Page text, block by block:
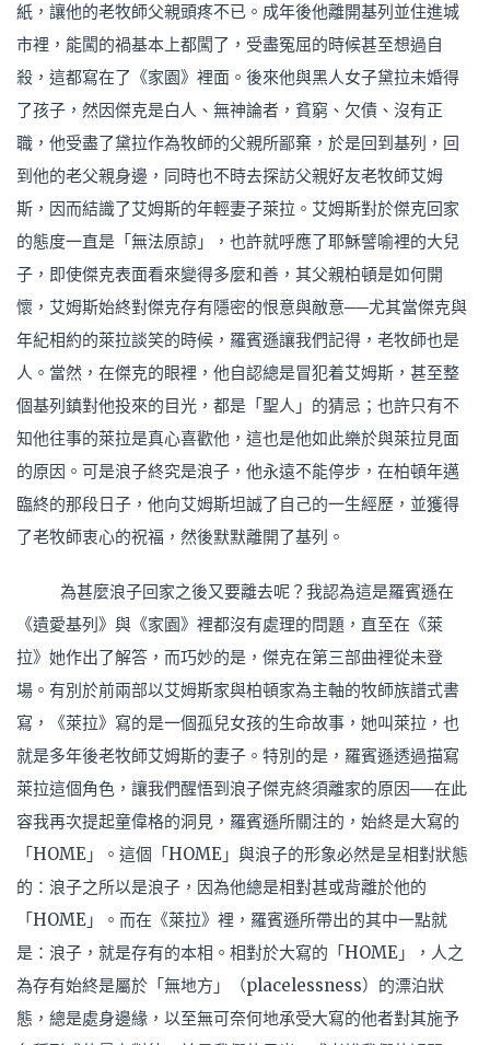
紙，讓他的老牧師父親頭疼不已。成年後他離開基列並住進城
市裡，能闖的禍基本上都闖了，受盡冤屈的時候甚至想過自
殺，這都寫在了《家園》裡面。後來他與黑人女子黛拉未婚得
了孩子，然因傑克是白人、無神論者，貧窮、欠債、沒有正
職，他受盡了黛拉作為牧師的父親所鄙棄，於是回到基列，回
到他的老父親身邊，同時也不時去探訪父親好友老牧師艾姆
斯，因而結識了艾姆斯的年輕妻子萊拉。艾姆斯對於傑克回家
的態度一直是「無法原諒」，也許就呼應了耶穌譬喻裡的大兒
子，即使傑克表面看來變得多麼和善，其父親柏頓是如何開
懷，艾姆斯始終對傑克存有隱密的恨意與敵意──尤其當傑克與
年紀相約的萊拉談笑的時候，羅賓遜讓我們記得，老牧師也是
人。當然，在傑克的眼裡，他自認總是冒犯着艾姆斯，甚至整
個基列鎮對他投來的目光，都是「聖人」的猜忌；也許只有不
知他往事的萊拉是真心喜歡他，這也是他如此樂於與萊拉見面
的原因。可是浪子終究是浪子，他永遠不能停步，在柏頓年邁
臨終的那段日子，他向艾姆斯坦誠了自己的一生經歷，並獲得
了老牧師衷心的祝福，然後默默離開了基列。
為甚麼浪子回家之後又要離去呢？我認為這是羅賓遜在
《遺愛基列》與《家園》裡都沒有處理的問題，直至在《萊
拉》她作出了解答，而巧妙的是，傑克在第三部曲裡從未登
場。有別於前兩部以艾姆斯家與柏頓家為主軸的牧師族譜式書
寫，《萊拉》寫的是一個孤兒女孩的生命故事，她叫萊拉，也
就是多年後老牧師艾姆斯的妻子。特別的是，羅賓遜透過描寫
萊拉這個角色，讓我們醒悟到浪子傑克終須離家的原因──在此
容我再次提起童偉格的洞見，羅賓遜所關注的，始終是大寫的
「HOME」。這個「HOME」與浪子的形象必然是呈相對狀態
的：浪子之所以是浪子，因為他總是相對甚或背離於他的
「HOME」。而在《萊拉》裡，羅賓遜所帶出的其中一點就
是：浪子，就是存有的本相。相對於大寫的「HOME」，人之
為存有始終是屬於「無地方」（placelessness）的漂泊狀
態，總是處身邊緣，以至無可奈何地承受大寫的他者對其施予